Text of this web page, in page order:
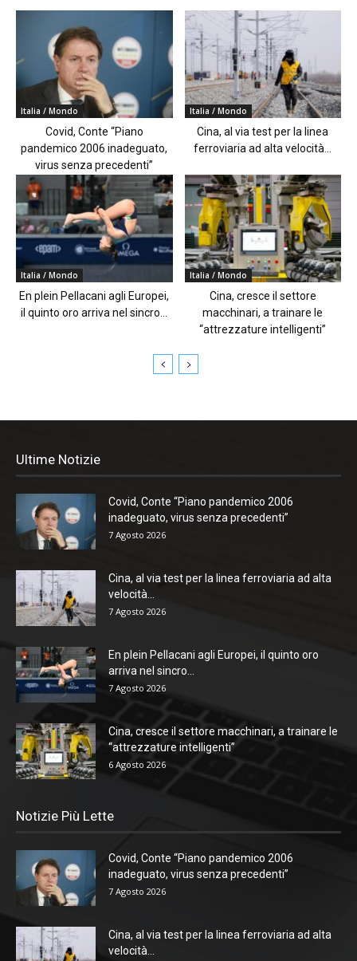
Italia / Mondo
Covid, Conte “Piano
pandemico 2006 inadeguato,
virus senza precedenti”
Italia / Mondo
Cina, al via test per la linea
ferroviaria ad alta velocità...
Italia / Mondo
En plein Pellacani agli Europei,
il quinto oro arriva nel sincro...
Italia / Mondo
Cina, cresce il settore
macchinari, a trainare le
“attrezzature intelligenti”
Ultime Notizie
Covid, Conte “Piano pandemico 2006
inadeguato, virus senza precedenti”
7 Agosto 2026
Cina, al via test per la linea ferroviaria ad alta
velocità...
7 Agosto 2026
En plein Pellacani agli Europei, il quinto oro
arriva nel sincro...
7 Agosto 2026
Cina, cresce il settore macchinari, a trainare le
“attrezzature intelligenti”
6 Agosto 2026
Notizie Più Lette
Covid, Conte “Piano pandemico 2006
inadeguato, virus senza precedenti”
7 Agosto 2026
Cina, al via test per la linea ferroviaria ad alta
velocità...